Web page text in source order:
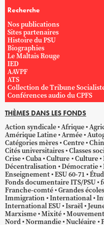
Recherche
Nos publications
Sites partenaires
Histoire du PSU
Biographies
Le Maltais Rouge
IED
AAVPF
ATS
Collection de Tribune
Conférences audio du CPFS
THÈMES DANS LES FONDS
Action syndicale Afrique
Amérique Latine Armée
Catégories mères Centre
Cités universitaires Classes
Crise Cuba Culture Culture
Décentralisation Démocratie
Enseignement ESU 60-71
Fonds documentaire ITS/PSU
Franche-comté Grandes écoles
Immigration International
International ESU Israël
Marxisme Mixité
Nord Normandie Nucléaire